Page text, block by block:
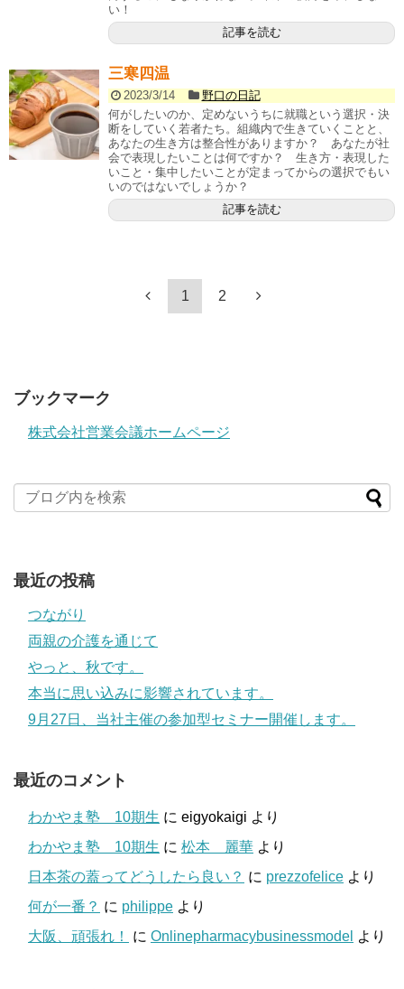
い！
記事を読む
三寒四温
2023/3/14
野口の日記
何がしたいのか、定めないうちに就職という選択・決
断をしていく若者たち。組織内で生きていくことと、
あなたの生き方は整合性がありますか？ あなたが社
会で表現したいことは何ですか？ 生き方・表現した
いこと・集中したいことが定まってからの選択でもい
いのではないでしょうか？
記事を読む
1 2
ブックマーク
株式会社営業会議ホームページ
最近の投稿
つながり
両親の介護を通じて
やっと、秋です。
本当に思い込みに影響されています。
9月27日、当社主催の参加型セミナー開催します。
最近のコメント
わかやま塾 10期生 に eigyokaigi より
わかやま塾 10期生 に 松本 麗華 より
日本茶の蓋ってどうしたら良い？ に prezzofelice より
何が一番？ に philippe より
大阪、頑張れ！
に Onlinepharmacybusinessmodel より